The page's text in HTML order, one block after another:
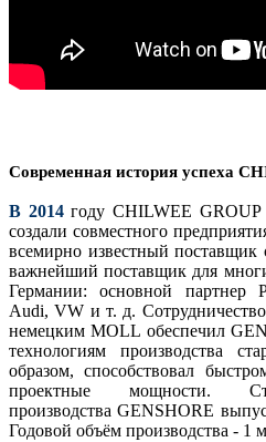
Современная история успеха
В 2014 году CHILWEE
создали совместного
всемирно известный поставщик
важнейший поставщик для
Германии: основной партнер
Audi, VW и т. д.
немецким MOLL обеспечил
технологиям производства
образом, способствовал
проектные мощности.
производства GENSHORE
Годовой объём производства -